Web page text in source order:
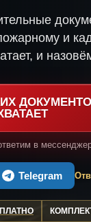
и
и
в
Telegram